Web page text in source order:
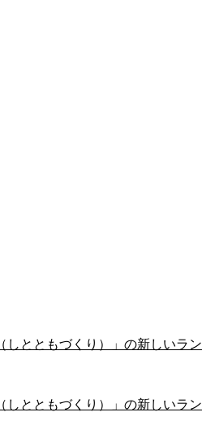
とともづくり）」の新しいラ
とともづくり）」の新しいラ